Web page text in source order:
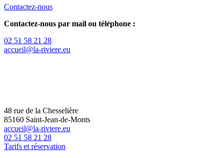
Contactez-nous
Contactez-nous par mail ou téléphone :
02 51 58 21 28
accueil@la-riviere.eu
48 rue de la Chesselière
85160 Saint-Jean-de-Monts
accueil@la-riviere.eu
02 51 58 21 28
Tarifs et réservation